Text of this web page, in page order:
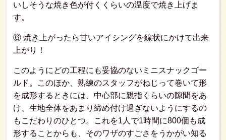
いしそうな焼き色が付くくらいの温度で焼き上げま
す。
⑥ 焼き上がったら甘いアイシングを線状にかけて出来
上がり！
このようにどの工程にも妥協のないミニスナックゴー
ルド。このほか、熟練のスタッフがねじって巻いて形
を成形するときには、中心部に親指くらいの隙間をあ
け、生地全体をあまり締め付け過ぎないようにするの
もこだわりのひとつ。これを1人で1時間に800個も成
形することからも、そのワザのすごさをうかがい知る